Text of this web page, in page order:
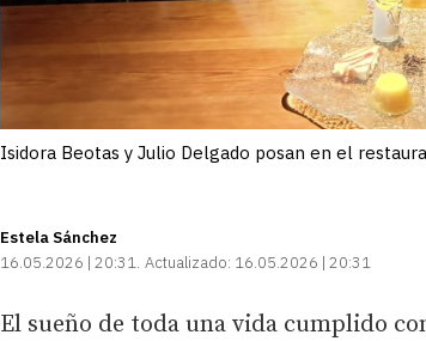
Isidora Beotas y Julio Delgado posan en el
Estela Sánchez
16.05.2026 | 20:31 Actualizado: 16.05.2026 | 20:31
El sueño de toda una vida cumplido